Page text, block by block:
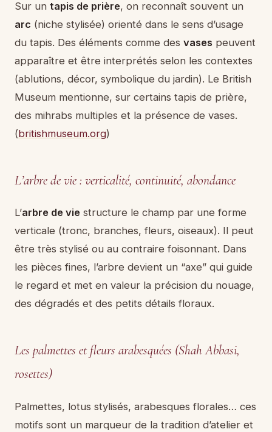
Sur un tapis de prière, on reconnaît souvent un
arc (niche stylisée) orienté dans le sens d’usage
du tapis. Des éléments comme des vases peuvent
apparaître et être interprétés selon les contextes
(ablutions, décor, symbolique du jardin). Le British
Museum mentionne, sur certains tapis de prière,
des mihrabs multiples et la présence de vases.
(britishmuseum.org)
L’arbre de vie : verticalité, continuité, abondance
L’arbre de vie structure le champ par une forme
verticale (tronc, branches, fleurs, oiseaux). Il peut
être très stylisé ou au contraire foisonnant. Dans
les pièces fines, l’arbre devient un “axe” qui guide
le regard et met en valeur la précision du nouage,
des dégradés et des petits détails floraux.
Les palmettes et fleurs arabesquées (Shah Abbasi,
rosettes)
Palmettes, lotus stylisés, arabesques florales… ces
motifs sont un marqueur de la tradition d’atelier et